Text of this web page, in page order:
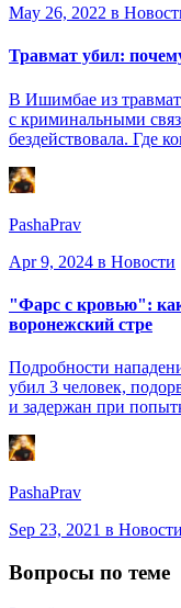
May 26, 2022 в
Травмат убил:
В Ишимбае из
с криминальными
бездействовала. Где
PashaPrav
Apr 9, 2024 в Новости
"Фарс с кровью":
воронежский стре
Подробности
убил 3 человек,
и задержан при
PashaPrav
Sep 23, 2021 в Новости
Вопросы по теме